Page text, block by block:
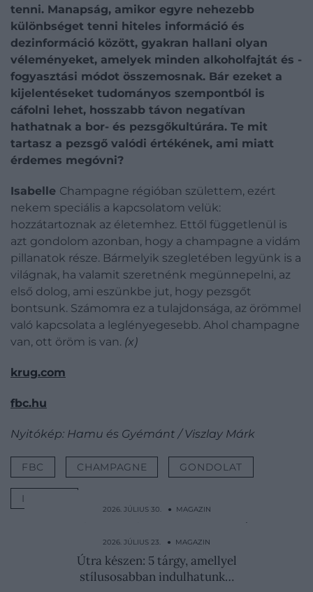
tenni. Manapság, amikor egyre nehezebb
különbséget tenni hiteles információ és
dezinformáció között, gyakran hallani olyan
véleményeket, amelyek minden alkoholfajtát és -
fogyasztási módot összemosnak. Bár ezeket a
kijelentéseket tudományos szempontból is
cáfolni lehet, hosszabb távon negatívan
hathatnak a bor- és pezsgőkultúrára. Te mit
tartasz a pezsgő valódi értékének, ami miatt
érdemes megóvni?
Isabelle Champagne régióban születtem, ezért
nekem speciális a kapcsolatom velük:
hozzátartoznak az életemhez. Ettől függetlenül is
azt gondolom azonban, hogy a champagne a vidám
pillanatok része. Bármelyik szegletében legyünk is a
világnak, ha valamit szeretnénk megünnepelni, az
első dolog, ami eszünkbe jut, hogy pezsgőt
bontsunk. Számomra ez a tulajdonsága, az örömmel
való kapcsolata a leglényegesebb. Ahol champagne
van, ott öröm is van. (x)
krug.com
fbc.hu
Nyitókép: Hamu és Gyémánt / Viszlay Márk
FBC CHAMPAGNE GONDOLAT
INTERJÚ
2026. JÚLIUS 30. ● MAGAZIN
Mélyből felzengő – Beszélgetés Urbányi
Zórával
2026. JÚLIUS 23. ● MAGAZIN
Útra készen: 5 tárgy, amellyel
stílusosabban indulhatunk…